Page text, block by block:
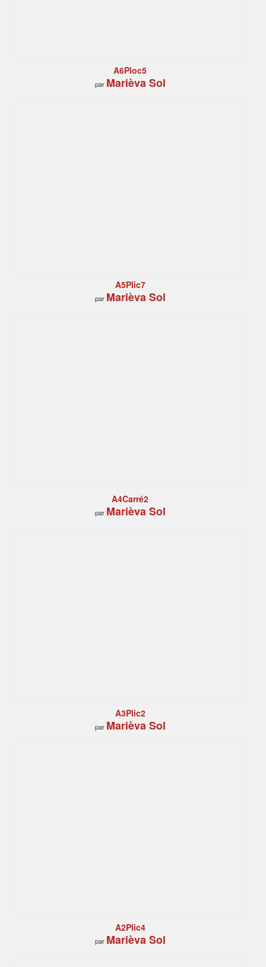
A6Ploc5
par Marièva Sol
A5Plic7
par Marièva Sol
A4Carré2
par Marièva Sol
A3Plic2
par Marièva Sol
A2Plic4
par Marièva Sol